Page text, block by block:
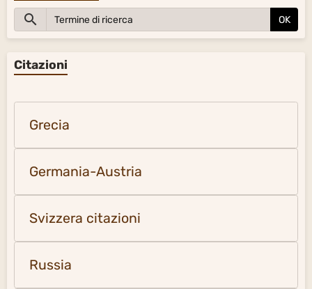
OK
Citazioni
Grecia
Germania-Austria
Svizzera citazioni
Russia